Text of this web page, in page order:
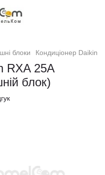
блоки Кондиціонер Daikin
RXA 25А
блок)